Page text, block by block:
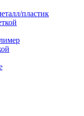
пластик